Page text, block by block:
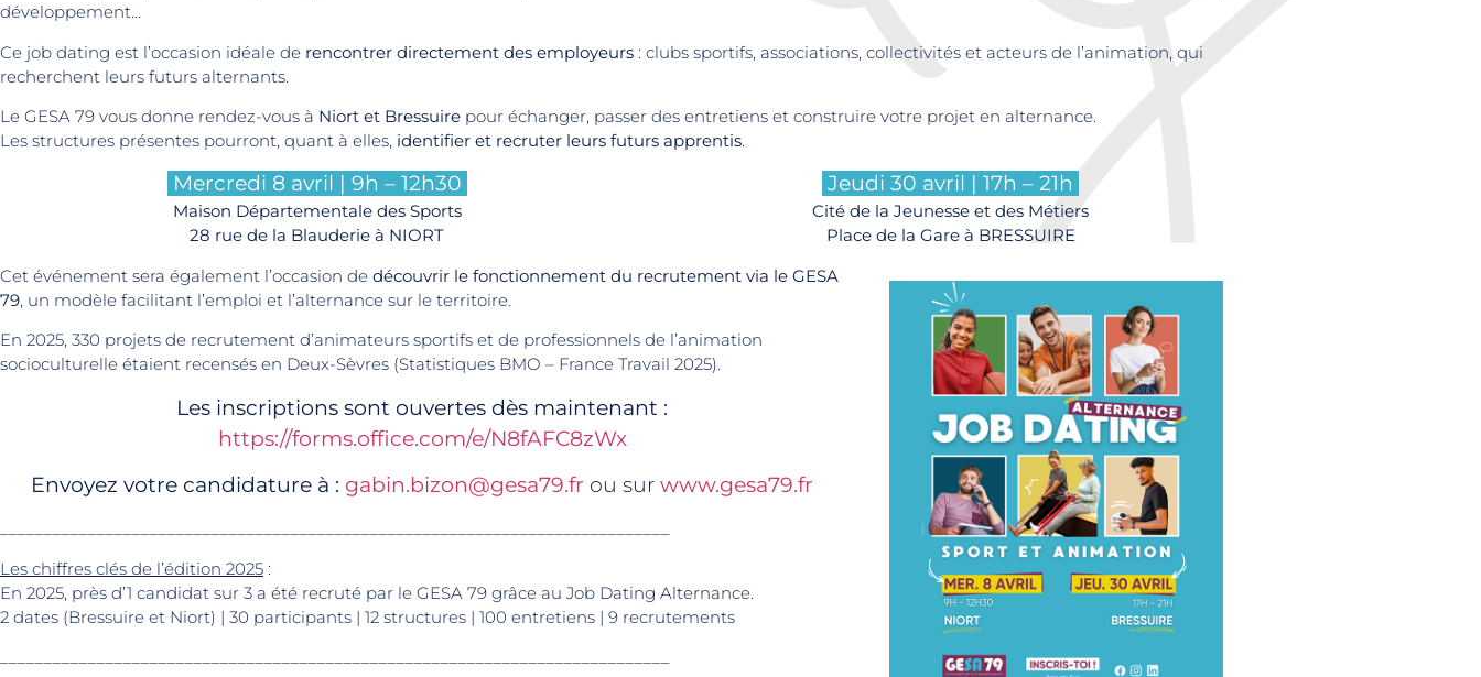
développement…
Ce job dating est l’occasion idéale de rencontrer directement des employeurs : clubs sportifs, associations, collectivités et acteurs de l’animation, qui
recherchent leurs futurs alternants.
Le GESA 79 vous donne rendez-vous à Niort et Bressuire pour échanger, passer des entretiens et construire votre projet en alternance.
Les structures présentes pourront, quant à elles, identifier et recruter leurs futurs apprentis.
Mercredi 8 avril | 9h – 12h30
Maison Départementale des Sports
28 rue de la Blauderie à NIORT
Jeudi 30 avril | 17h – 21h
Cité de la Jeunesse et des Métiers
Place de la Gare à BRESSUIRE
Cet événement sera également l’occasion de découvrir le fonctionnement du recrutement via le GESA
79, un modèle facilitant l’emploi et l’alternance sur le territoire.
En 2025, 330 projets de recrutement d’animateurs sportifs et de professionnels de l’animation
socioculturelle étaient recensés en Deux-Sèvres (Statistiques BMO – France Travail 2025).
Les inscriptions sont ouvertes dès maintenant :
https://forms.office.com/e/N8fAFC8zWx
Envoyez votre candidature à : gabin.bizon@gesa79.fr ou surwww.gesa79.fr
Les chiffres clés de l’édition 2025 :
En 2025, près d’1 candidat sur 3 a été recruté par le GESA 79 grâce au Job Dating Alternance.
2 dates (Bressuire et Niort) | 30 participants | 12 structures | 100 entretiens | 9 recrutements